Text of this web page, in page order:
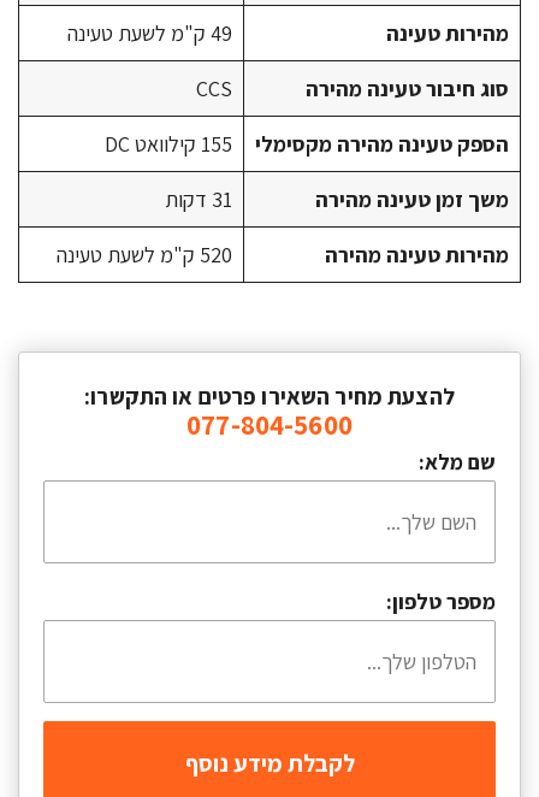
מהירות טעינה
49 ק"מ לשעת טעינה
סוג חיבור טעינה מהירה
CCS
הספק טעינה מהירה מקסימלי
155 קילוואט DC
משך זמן טעינה מהירה
31 דקות
מהירות טעינה מהירה
520 ק"מ לשעת טעינה
להצעת מחיר השאירו פרטים או התקשרו:
077-804-5600
שם מלא:
מספר טלפון: